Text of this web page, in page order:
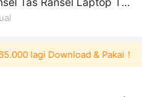
lagi Download & Pakai！